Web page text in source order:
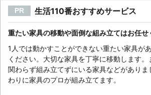
PR 生活110番おすすめサービス
重たい家具の移動や面倒な組み立てはお任せ
1人では動かすことができない重たい家具が
ください。大切な家具を丁寧に移動します
関わらず組み立てずにいる家具などがあり
わりに家具のプロが組み立てます。